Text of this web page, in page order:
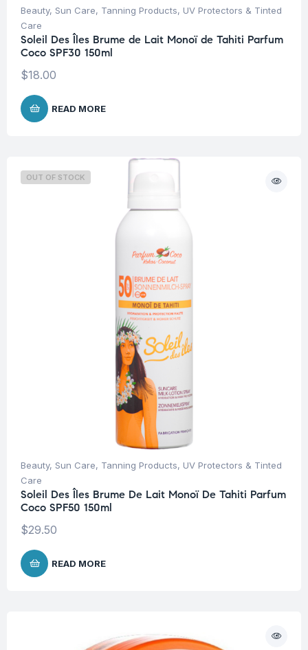
Beauty, Sun Care, Tanning Products, UV Protectors & Tinted
Care
Soleil Des Îles Brume de Lait Monoï de Tahiti Parfum
Coco SPF30 150ml
$18.00
READ MORE
OUT OF STOCK
Beauty, Sun Care, Tanning Products, UV Protectors & Tinted
Care
Soleil Des Îles Brume De Lait Monoï De Tahiti Parfum
Coco SPF50 150ml
$29.50
READ MORE